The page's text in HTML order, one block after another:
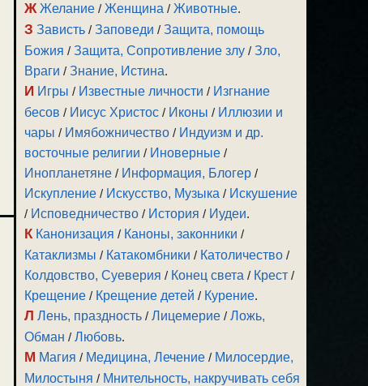
Ж Желание /Женщина /Животные.
З Зависть /Заповеди /Защита, помощь
Божия /Защита, Сопротивление злу /Зло,
Враги /Знание, Истина.
И Игры / Известные личности / Изгнание
бесов / Иисус Христос / Иконы / Иллюзии и
чары / Имябожничество / Индуизм и др.
восточные религии / Иноверные /
Инопланетяне / Информация, Блогер /
Искупление / Искусство, Музыка / Искушение
/ Исповедничество / История / Иудеи.
К Канонизация / Каноны, законники /
Катаклизмы / Катакомбники / Католичество /
Колдовство, Суеверия / Конец света / Крест /
Крещение / Крещение детей / Курение.
Л Лень, праздность /Лицемерие /Ложь,
Обман /Любовь.
М Магия / Медицина, Лечение / Милосердие,
Милостыня / Мнительность, накручивать себя